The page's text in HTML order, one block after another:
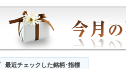
最近チェックした銘柄･指標